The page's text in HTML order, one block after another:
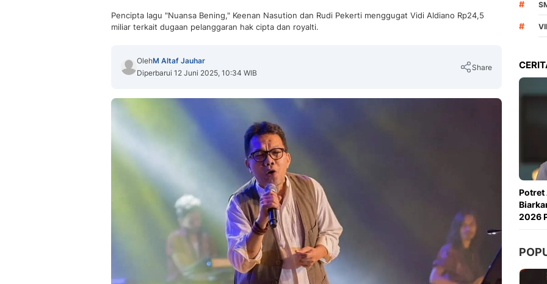
Pencipta lagu "Nuansa Bening," Keenan Nasution dan Rudi Pekerti menggugat Vidi Aldiano Rp24,5
miliar terkait dugaan pelanggaran hak cipta dan royalti.
OlehM Altaf Jauhar
Diperbarui 12 Juni 2025, 10:34 WIB
Share
#
#
Potret
2026